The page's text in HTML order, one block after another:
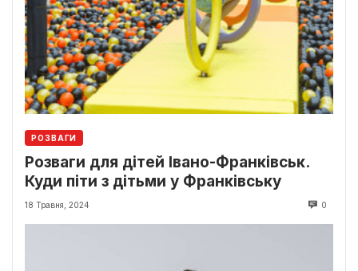
РОЗВАГИ
Розваги для дітей Івано-Франківськ.
Куди піти з дітьми у Франківську
18 Травня, 2024 0